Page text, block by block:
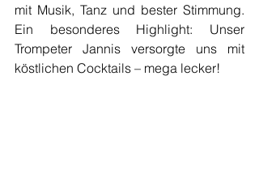
mit Musik, Tanz und bester Stimmung.
Ein besonderes Highlight: Unser
Trompeter Jannis versorgte uns mit
köstlichen Cocktails – mega lecker!